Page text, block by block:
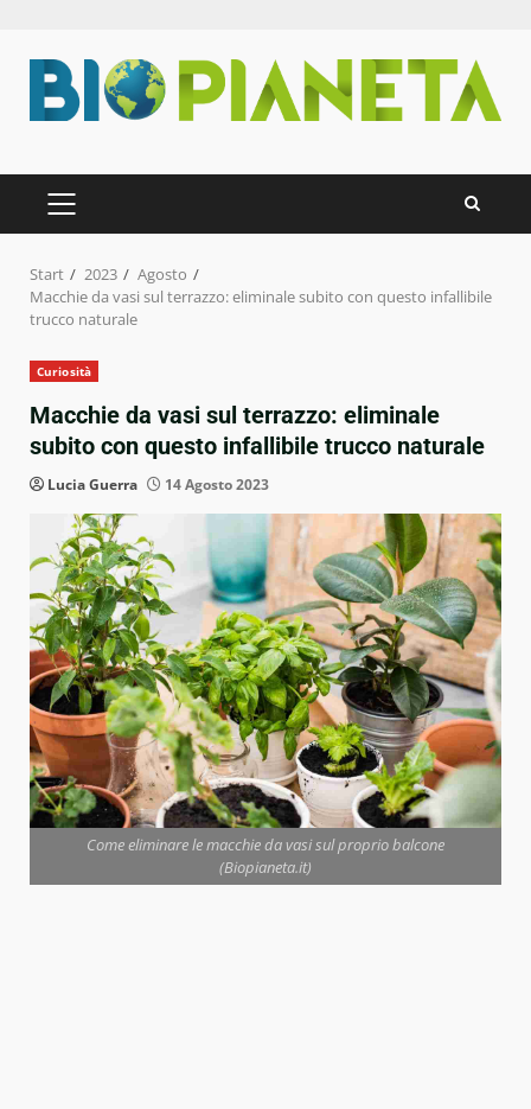
Inhalt
springen
PRIMÄRES
MENÜ
Start 2023
Agosto
Macchie da vasi sul terrazzo: eliminale subito con questo infallibile
trucco naturale
Curiosità
Macchie da vasi sul terrazzo: eliminale
subito con questo infallibile trucco naturale
Lucia Guerra 14 Agosto 2023
Come eliminare le macchie da vasi sul proprio balcone
(Biopianeta.it)